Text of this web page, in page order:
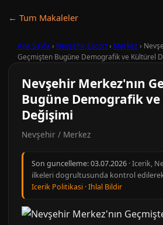
← Tum Makaleler
Ana Sayfa › Nevşehir Escort› Merkez›
Geçmişten Bugüne Demografik ve Kültürel
Nevşehir Merkez'nın
Bugüne Demografik
Değişimi
Nevşehir / Merkez
Son guncelleme:03.07.2026 · Icerik,
ilkeleri dogrultusunda kontrol
Icerik Politikasi ·Ihlal Bildir